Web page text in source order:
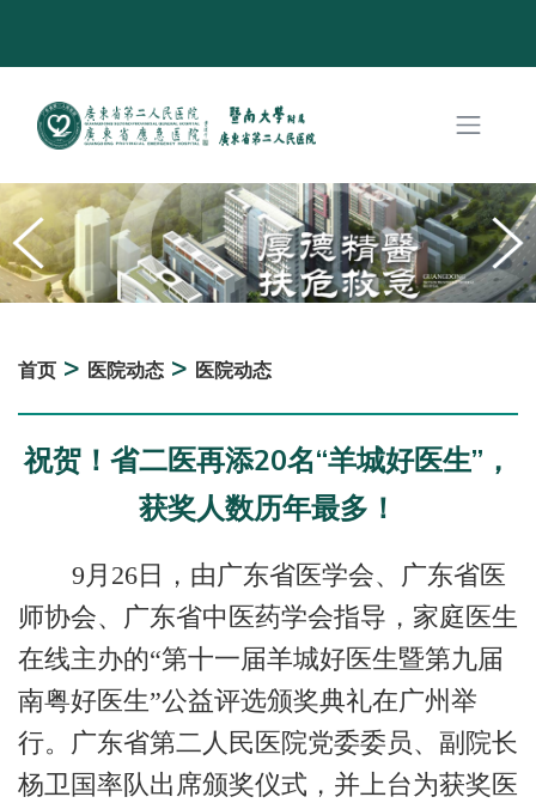
首页 > 医院动态 > 医院动态
祝贺！省二医再添20名“羊城好医生”，
获奖人数历年最多！
9月26日，由广东省医学会、广东省医
师协会、广东省中医药学会指导，家庭医生
在线主办的“第十一届羊城好医生暨第九届
南粤好医生”公益评选颁奖典礼在广州举
行。广东省第二人民医院党委委员、副院长
杨卫国率队出席颁奖仪式，并上台为获奖医